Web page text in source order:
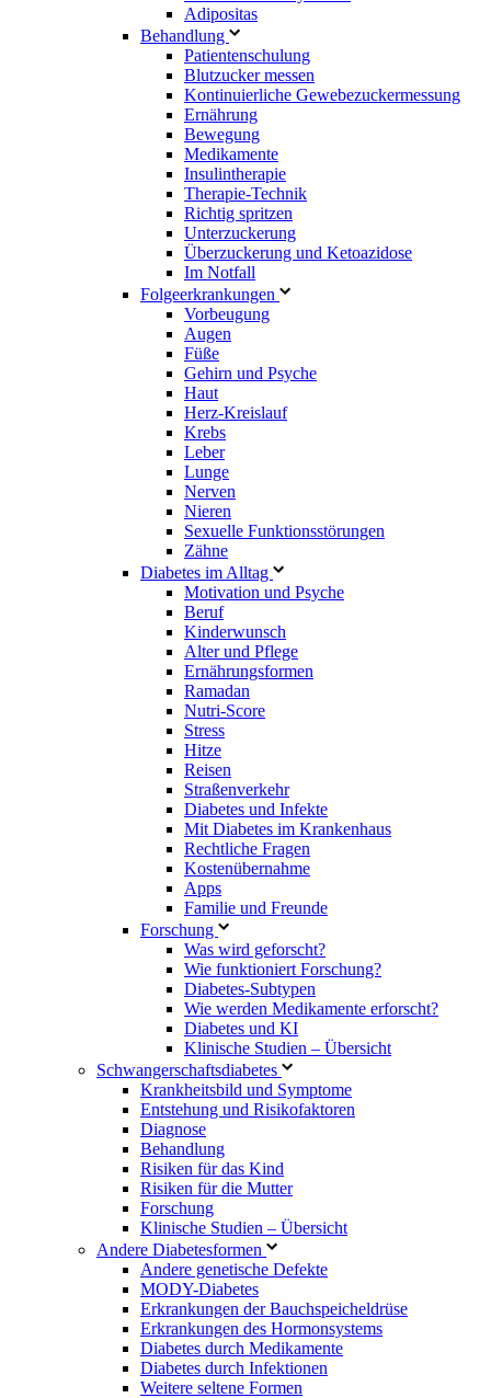
Adipositas
Behandlung
Patientenschulung
Blutzucker messen
Kontinuierliche Gewebezuckermessung
Ernährung
Bewegung
Medikamente
Insulintherapie
Therapie-Technik
Richtig spritzen
Unterzuckerung
Überzuckerung und Ketoazidose
Im Notfall
Folgeerkrankungen
Vorbeugung
Augen
Füße
Gehirn und Psyche
Haut
Herz-Kreislauf
Krebs
Leber
Lunge
Nerven
Nieren
Sexuelle Funktionsstörungen
Zähne
Diabetes im Alltag
Motivation und Psyche
Beruf
Kinderwunsch
Alter und Pflege
Ernährungsformen
Ramadan
Nutri-Score
Stress
Hitze
Reisen
Straßenverkehr
Diabetes und Infekte
Mit Diabetes im Krankenhaus
Rechtliche Fragen
Kostenübernahme
Apps
Familie und Freunde
Forschung
Was wird geforscht?
Wie funktioniert Forschung?
Diabetes-Subtypen
Wie werden Medikamente erforscht?
Diabetes und KI
Klinische Studien – Übersicht
Schwangerschaftsdiabetes
Krankheitsbild und Symptome
Entstehung und Risikofaktoren
Diagnose
Behandlung
Risiken für das Kind
Risiken für die Mutter
Forschung
Klinische Studien – Übersicht
Andere Diabetesformen
Andere genetische Defekte
MODY-Diabetes
Erkrankungen der Bauchspeicheldrüse
Erkrankungen des Hormonsystems
Diabetes durch Medikamente
Diabetes durch Infektionen
Weitere seltene Formen